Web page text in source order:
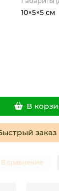
10×5×5 см
В
заказ
В сравнение